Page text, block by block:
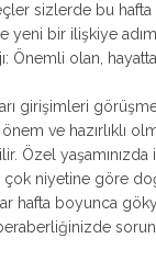
sizlerde bu
yeni bir ilişkiye
olan, hayatta
girişimleri
ve hazırlıklı
Özel
niyetine göre
hafta boyunca